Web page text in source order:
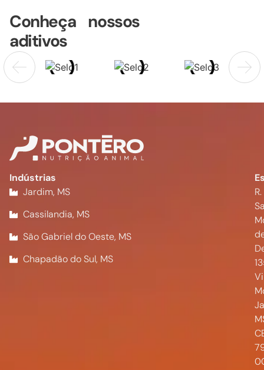
Conheça nossos
aditivos
Indústrias
Jardim, MS
Cassilandia, MS
São Gabriel do Oeste, MS
Chapadão do Sul, MS
R.